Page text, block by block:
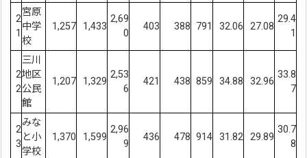
2
1
宮原
中学
校
1,257 1,433
2,69
0
403 388 791 32.06 27.08
29.4
1
2
2
三川
地区
公民
館
1,207 1,329
2,53
6
421 438 859 34.88 32.96
33.8
7
2
3
みな
と小
学校
1,370 1,599
2,96
9
436 478 914 31.82 29.89
30.7
8